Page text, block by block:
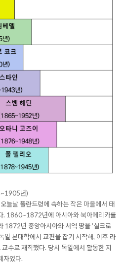
년)
늘날 폴란드령에 속하는 작은 마을에서 태
. 1860~1872년에 아시아와 북아메리카를
1872년 중앙아시아와 서역 땅을 '실크로
본대학에서 교편을 잡기 시작해, 이후 라
수로 재직했다. 당시 독일에서 활동한 지
자였다.